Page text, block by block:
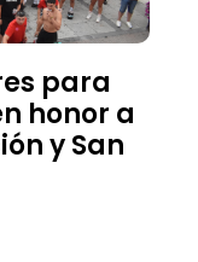
para
honor a
y San